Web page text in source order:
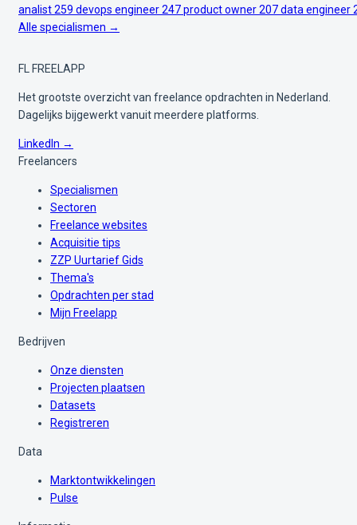
analist259 devops engineer247product owner207data engineer
Alle specialismen →
FL FREELAPP
Het grootste overzicht van freelance opdrachten in Nederland.
Dagelijks bijgewerkt vanuit meerdere platforms.
LinkedIn →
Freelancers
Specialismen
Sectoren
Freelance websites
Acquisitie tips
ZZP Uurtarief Gids
Thema's
Opdrachten per stad
Mijn Freelapp
Bedrijven
Onze diensten
Projecten plaatsen
Datasets
Registreren
Data
Marktontwikkelingen
Pulse